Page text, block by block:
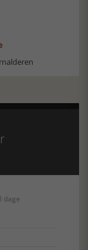
dage